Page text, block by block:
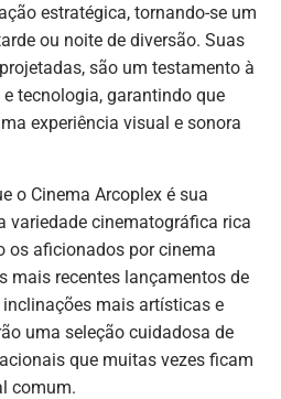
estratégica, tornando-se um
ou noite de diversão. Suas
são um testamento à
tecnologia, garantindo que
experiência visual e sonora
o Cinema Arcoplex é sua
variedade cinematográfica rica
os aficionados por cinema
mais recentes lançamentos de
mais artísticas e
uma seleção cuidadosa de
que muitas vezes ficam
comum.